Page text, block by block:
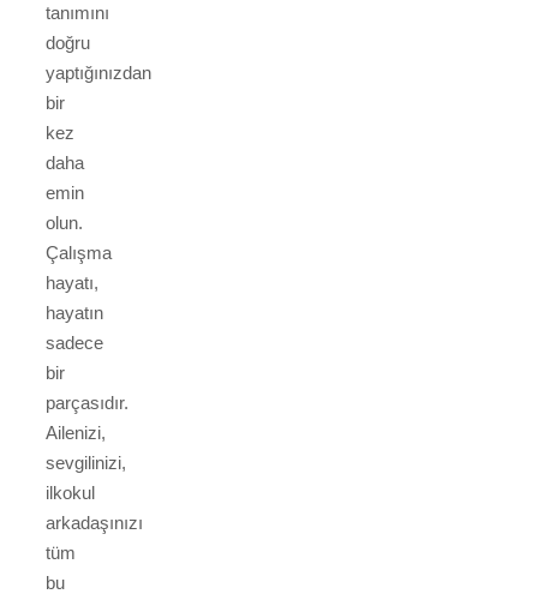
tanımını
doğru
yaptığınızdan
bir
kez
daha
emin
olun.
Çalışma
hayatı,
hayatın
sadece
bir
parçasıdır.
Ailenizi,
sevgilinizi,
ilkokul
arkadaşınızı
tüm
bu